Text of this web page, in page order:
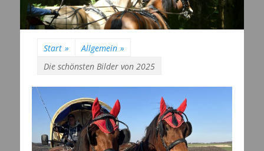
Start » Allgemein »
Die schönsten Bilder von 2025